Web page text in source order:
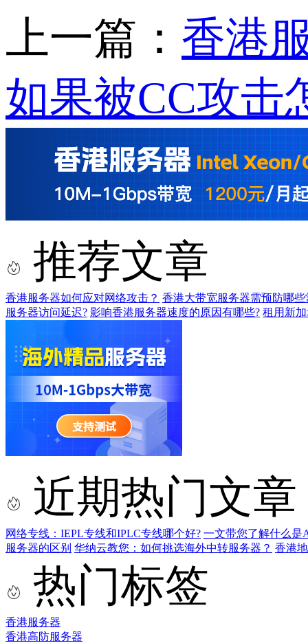
上一篇： 香港
如果被CC攻击
推荐文章
香港服务器如何应对网络攻击？ 香港大带宽服务器需预防哪些
服务器访问延迟? 影响香港服务器速度的原因有哪些? 租用新
近期热门文章
网络专线：IEPL专线和IPLC专线哪个好? 一文带您了解什么是
服务器的区别 华纳云教您：如何挑选海外中转服务器？ 香港
热门标签
香港服务器
香港高防服务器